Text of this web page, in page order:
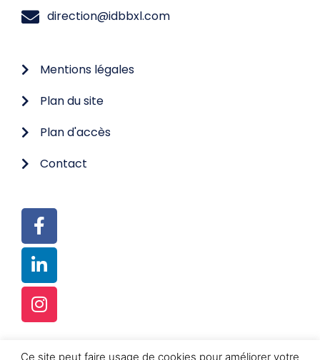
direction@idbbxl.com
Mentions légales
Plan du site
Plan d'accès
Contact
Ce site peut faire usage de cookies pour améliorer votre